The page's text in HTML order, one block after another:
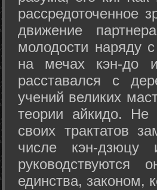
рассредоточенное
движение
молодости наряду
на мечах кэн-до
расставался с
учений великих
теории айкидо.
своих трактатов
числе кэн-
руководствуются
единства, законом,